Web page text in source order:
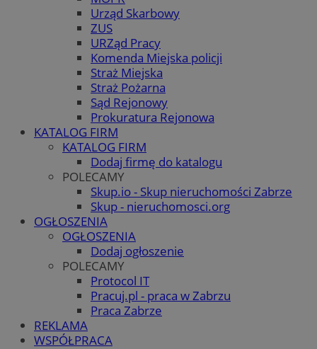
Urząd Skarbowy
ZUS
URZąd Pracy
Komenda Miejska policji
Straż Miejska
Straż Pożarna
Sąd Rejonowy
Prokuratura Rejonowa
KATALOG FIRM
KATALOG FIRM
Dodaj firmę do katalogu
POLECAMY
Skup.io - Skup nieruchomości Zabrze
Skup - nieruchomosci.org
OGŁOSZENIA
OGŁOSZENIA
Dodaj ogłoszenie
POLECAMY
Protocol IT
Pracuj.pl - praca w Zabrzu
Praca Zabrze
REKLAMA
WSPÓŁPRACA